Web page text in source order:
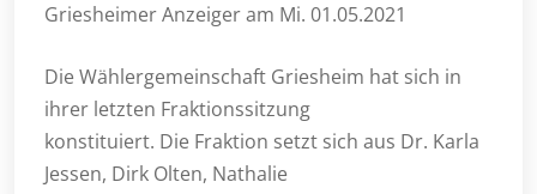
Griesheimer Anzeiger am Mi. 01.05.2021
Die Wählergemeinschaft Griesheim hat sich in
ihrer letzten Fraktionssitzung
konstituiert. Die Fraktion setzt sich aus Dr. Karla
Jessen, Dirk Olten, Nathalie